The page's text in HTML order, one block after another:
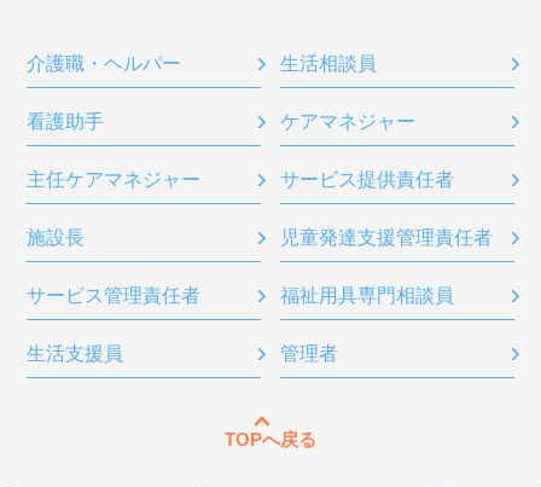
介護職・ヘルパー 生活相談員
看護助手 ケアマネジャー
主任ケアマネジャー サービス提供責任者
施設長 児童発達支援管理責任者
サービス管理責任者 福祉用具専門相談員
生活支援員 管理者
TOPへ戻る